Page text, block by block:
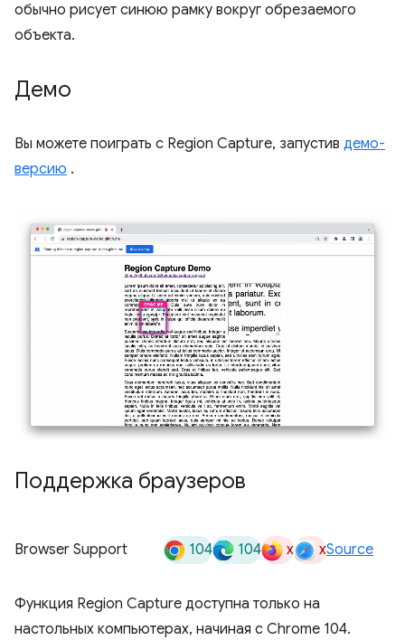
обычно рисует синюю рамку вокруг обрезаемого
объекта.
Демо
Вы можете поиграть с Region Capture, запустив демо-
версию .
Поддержка браузеров
Browser Support 104 104 x xSource
Функция Region Capture доступна только на
настольных компьютерах, начиная с Chrome 104.